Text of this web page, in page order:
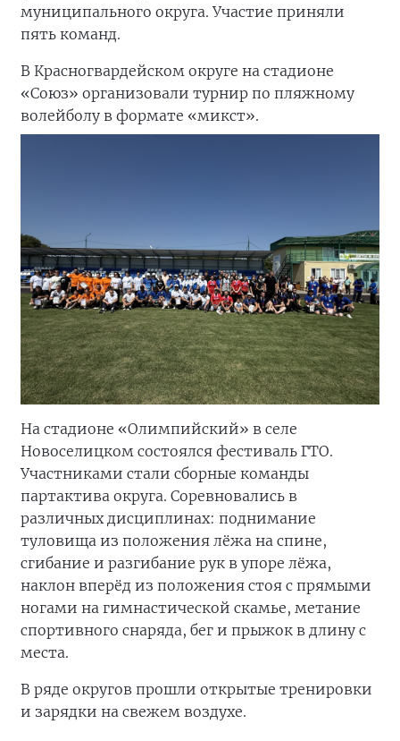
муниципального округа. Участие приняли
пять команд.
В Красногвардейском округе на стадионе
«Союз» организовали турнир по пляжному
волейболу в формате «микст».
На стадионе «Олимпийский» в селе
Новоселицком состоялся фестиваль ГТО.
Участниками стали сборные команды
партактива округа. Соревновались в
различных дисциплинах: поднимание
туловища из положения лёжа на спине,
сгибание и разгибание рук в упоре лёжа,
наклон вперёд из положения стоя с прямыми
ногами на гимнастической скамье, метание
спортивного снаряда, бег и прыжок в длину с
места.
В ряде округов прошли открытые тренировки
и зарядки на свежем воздухе.